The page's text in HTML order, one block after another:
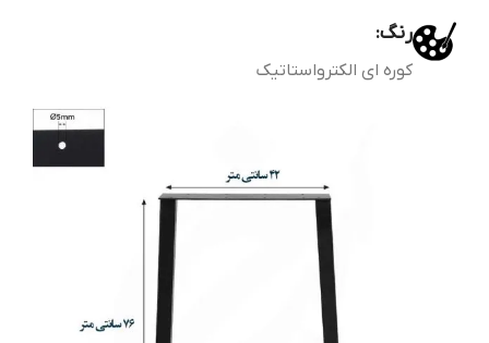
رنگ:
کوره ای الکترواستاتیک